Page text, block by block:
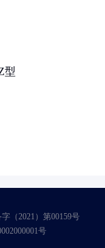
型
（2021）第00159号
号